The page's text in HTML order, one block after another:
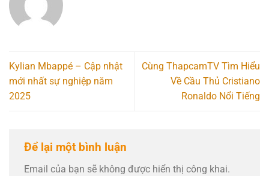
Kylian Mbappé – Cập nhật
mới nhất sự nghiệp năm
2025
Cùng ThapcamTV Tìm Hiểu
Về Cầu Thủ Cristiano
Ronaldo Nổi Tiếng
Để lại một bình luận
Email của bạn sẽ không được hiển thị công khai.